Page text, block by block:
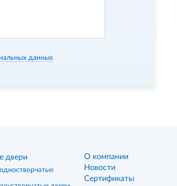
данных
двери
О компании
Новости
Сертификаты